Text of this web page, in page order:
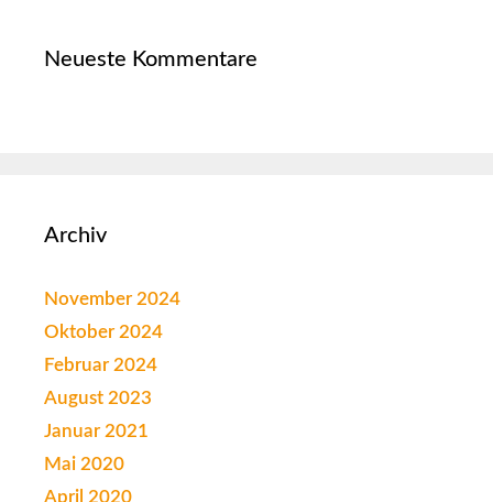
Neueste Kommentare
Archiv
November 2024
Oktober 2024
Februar 2024
August 2023
Januar 2021
Mai 2020
April 2020